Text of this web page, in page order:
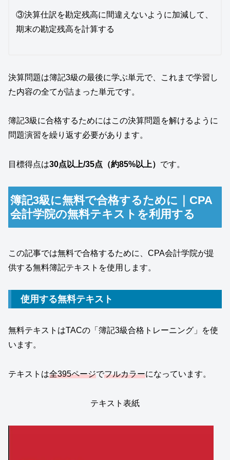
③決算仕訳を勘定残高に間違えないように加減して、
期末の勘定残高を計算する
決算問題は簿記3級の最後に学ぶ単元で、これまで学習し
た内容の全てが詰まった単元です。
簿記3級に合格するためにはこの決算問題を解けるように
問題演習を繰り返す必要があります。
目標得点は30点以上/35点（約85%以上） です。
簿記3級に無料で合格するために｜CPA
会計学院の無料テキストを利用する
この記事では無料で合格するために、CPA会計学院が提
供する無料簿記テキストを使用します。
使用する無料テキスト
無料テキストはTACの「簿記3級合格トレーニング」を使
います。
テキストは全395ページでフルカラーになっています。
テキスト表紙